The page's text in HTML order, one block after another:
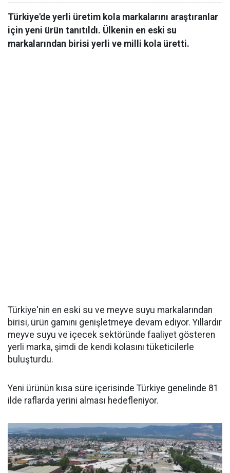
Türkiye'de yerli üretim kola markalarını araştıranlar
için yeni ürün tanıtıldı. Ülkenin en eski su
markalarından birisi yerli ve milli kola üretti.
Türkiye'nin en eski su ve meyve suyu markalarından
birisi, ürün gamını genişletmeye devam ediyor. Yıllardır
meyve suyu ve içecek sektöründe faaliyet gösteren
yerli marka, şimdi de kendi kolasını tüketicilerle
buluşturdu.
Yeni ürünün kısa süre içerisinde Türkiye genelinde 81
ilde raflarda yerini alması hedefleniyor.